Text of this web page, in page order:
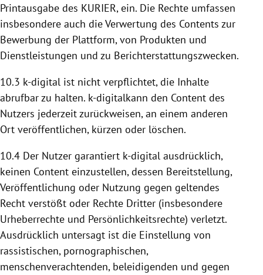
Printausgabe des KURIER, ein. Die Rechte umfassen
insbesondere auch die Verwertung des Contents zur
Bewerbung der Plattform, von Produkten und
Dienstleistungen und zu Berichterstattungszwecken.
10.3 k-digital ist nicht verpflichtet, die Inhalte
abrufbar zu halten. k-digitalkann den Content des
Nutzers jederzeit zurückweisen, an einem anderen
Ort veröffentlichen, kürzen oder löschen.
10.4 Der Nutzer garantiert k-digital ausdrücklich,
keinen Content einzustellen, dessen Bereitstellung,
Veröffentlichung oder Nutzung gegen geltendes
Recht verstößt oder Rechte Dritter (insbesondere
Urheberrechte und Persönlichkeitsrechte) verletzt.
Ausdrücklich untersagt ist die Einstellung von
rassistischen, pornographischen,
menschenverachtenden, beleidigenden und gegen